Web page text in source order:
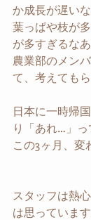
か成長が遅いな
葉っぱや枝が
が多すぎるなあ
農業部のメン
て、考えても
日本に一時帰
り「あれ…」っ
この3ヶ月、変
スタッフは熱
は思っています